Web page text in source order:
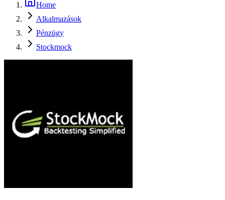
Home
Alkalmazások
Pénzügy
Stockmock